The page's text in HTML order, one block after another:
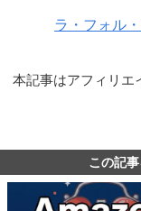
ラ・フォル
本記事はアフィリエ
この記